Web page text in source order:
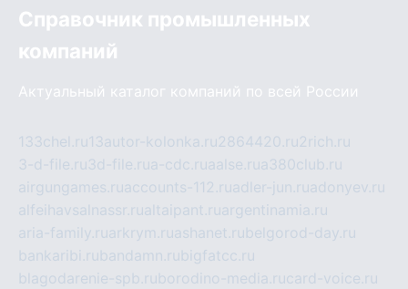
Справочник промышленных
компаний
Актуальный каталог компаний по всей России
133chel.ru13autor-kolonka.ru2864420.ru2rich.ru
3-d-file.ru3d-file.rua-cdc.ruaalse.rua380club.ru
airgungames.ruaccounts-112.ruadler-jun.ruadonyev.ru
alfeihavsalnassr.rualtaipant.ruargentinamia.ru
aria-family.ruarkrym.ruashanet.rubelgorod-day.ru
bankaribi.rubandamn.rubigfatcc.ru
blagodarenie-spb.ruborodino-media.rucard-voice.ru